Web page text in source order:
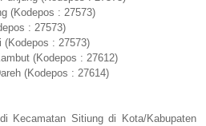
(Kodepos : 27573)
: 27573)
(Kodepos : 27573)
(Kodepos : 27612)
(Kodepos : 27614)
Kecamatan Sitiung di Kota/Kabupaten